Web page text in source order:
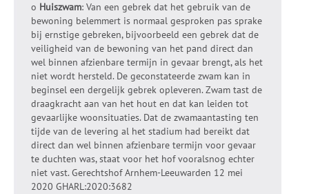
o Huiszwam: Van een gebrek dat het gebruik van de
bewoning belemmert is normaal gesproken pas sprake
bij ernstige gebreken, bijvoorbeeld een gebrek dat de
veiligheid van de bewoning van het pand direct dan
wel binnen afzienbare termijn in gevaar brengt, als het
niet wordt hersteld. De geconstateerde zwam kan in
beginsel een dergelijk gebrek opleveren. Zwam tast de
draagkracht aan van het hout en dat kan leiden tot
gevaarlijke woonsituaties. Dat de zwamaantasting ten
tijde van de levering al het stadium had bereikt dat
direct dan wel binnen afzienbare termijn voor gevaar
te duchten was, staat voor het hof vooralsnog echter
niet vast. Gerechtshof Arnhem-Leeuwarden 12 mei
2020 GHARL:2020:3682